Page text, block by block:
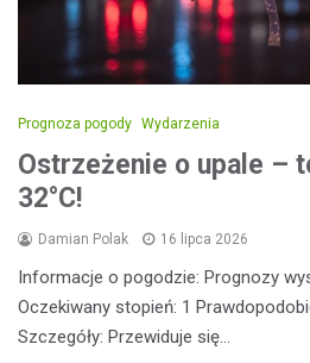
Prognoza pogody Wydarzenia
Ostrzeżenie o upale –
32°C!
Damian Polak 16 lipca 2026
Informacje o pogodzie: Prognozy
Oczekiwany stopień: 1
Szczegóły: Przewiduje się…